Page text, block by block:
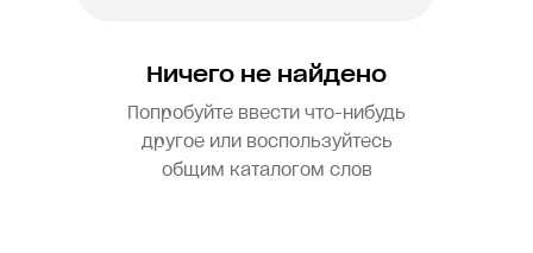
Ничего не найдено
Попробуйте ввести что-нибудь
другое или воспользуйтесь
общим каталогом слов